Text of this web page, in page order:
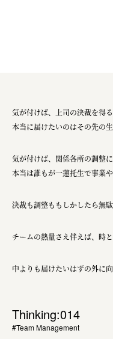
気が付けば、上司の決裁を得
本当に届けたいのはその先の
気が付けば、関係各所の調整
本当は誰もが一蓮托生で事業
決裁も調整ももしかしたら無
チームの熱量さえ伴えば、時
中よりも届けたいはずの外に
Thinking:014
#Team Management